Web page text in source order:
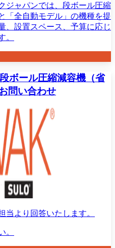
ジャパンでは、段ボール圧縮
「全自動モデル」の機種を提
、設置スペース、予算に応じ
。
ボール圧縮減容機（省
問い合わせ
当より回答いたします。
。